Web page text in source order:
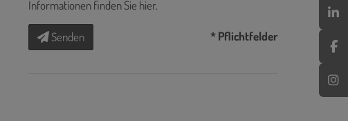
Informationen finden Sie hier.
Senden * Pflichtfelder